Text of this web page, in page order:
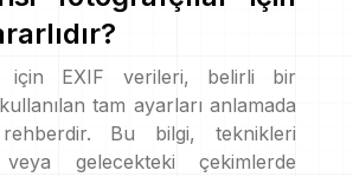
için EXIF verileri, belirli bir
tam ayarları anlamada
Bu bilgi, teknikleri
veya gelecekteki çekimlerde